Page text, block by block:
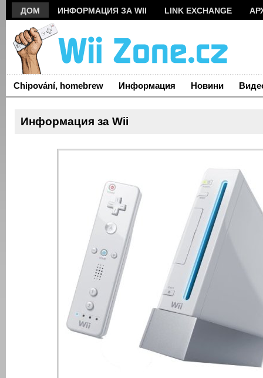
ДОМ ИНФОРМАЦИЯ ЗА WII LINK EXCHANGE
Chipování, homebrew Информация Новини
Информация за Wii